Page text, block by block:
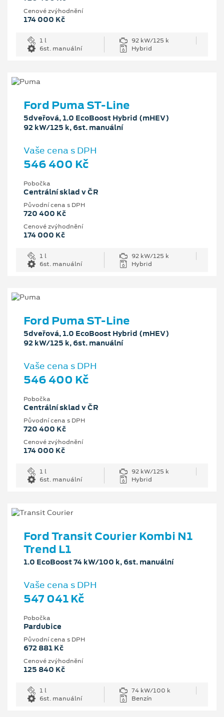
Cenové zvýhodnění
174 000 Kč
1 l
92 kW/125 k
6st. manuální
Hybrid
Ford Puma ST-Line
5dveřová, 1.0 EcoBoost Hybrid (mHEV)
92 kW/125 k, 6st. manuální
Vaše cena s DPH
546 400 Kč
Pobočka
Centrální sklad v ČR
Původní cena s DPH
720 400 Kč
Cenové zvýhodnění
174 000 Kč
1 l
92 kW/125 k
6st. manuální
Hybrid
Ford Puma ST-Line
5dveřová, 1.0 EcoBoost Hybrid (mHEV)
92 kW/125 k, 6st. manuální
Vaše cena s DPH
546 400 Kč
Pobočka
Centrální sklad v ČR
Původní cena s DPH
720 400 Kč
Cenové zvýhodnění
174 000 Kč
1 l
92 kW/125 k
6st. manuální
Hybrid
Ford Transit Courier Kombi N1
Trend L1
1.0 EcoBoost 74 kW/100 k, 6st. manuální
Vaše cena s DPH
547 041 Kč
Pobočka
Pardubice
Původní cena s DPH
672 881 Kč
Cenové zvýhodnění
125 840 Kč
1 l
74 kW/100 k
6st. manuální
Benzín